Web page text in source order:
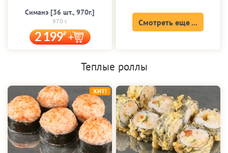
Симанэ [36 шт., 970г.]
970 г.
2 199
Смотреть еще ...
Теплые роллы
ХИТ!